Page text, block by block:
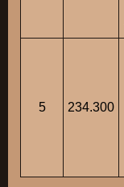
5 234.300